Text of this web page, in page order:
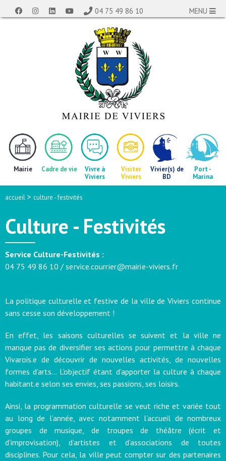
04 75 49 86 10 MENU
Mairie Cadre de vie
Vivre à
Viviers
Visiter
Viviers
Vivier(s) de
BD
Port -
Marina
accueil > culture - festivités
Culture - Festivités
Service Culture-Festivités :
04 75 49 86 10 / service.courrier@mairie-viviers.fr
La politique culturelle et festive de la ville de Viviers continue
sans cesse son développement !
En effet, les saisons culturelles se suivent et la ville ne
manque pas de diversifier ses actions pour permettre à chaque
Vivarois.e de découvrir de nouvelles activités, de nouvelles
formes d'arts… L’objectif étant d’apporter la culture à chaque
habitant.e selon ses envies, ses passions, ses loisirs.
Ainsi, la programmation culturelle se veut riche et variée tout
au long de l’année, avec notamment l’accueil de nombreux
groupes de musique, de troupes de théâtre (écrit et
d’improvisation), d’artistes et d’associations de toutes
disciplines. Pour cela, la ville peut compter sur des partenaires